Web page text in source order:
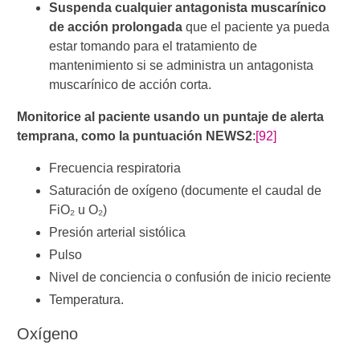
Suspenda cualquier antagonista muscarínico
de acción prolongada que el paciente ya pueda
estar tomando para el tratamiento de
mantenimiento si se administra un antagonista
muscarínico de acción corta.
Monitorice al paciente usando un puntaje de alerta
temprana, como la puntuación NEWS2:[92]
Frecuencia respiratoria
Saturación de oxígeno (documente el caudal de
FiO₂ u O₂)
Presión arterial sistólica
Pulso
Nivel de conciencia o confusión de inicio reciente
Temperatura.
Oxígeno